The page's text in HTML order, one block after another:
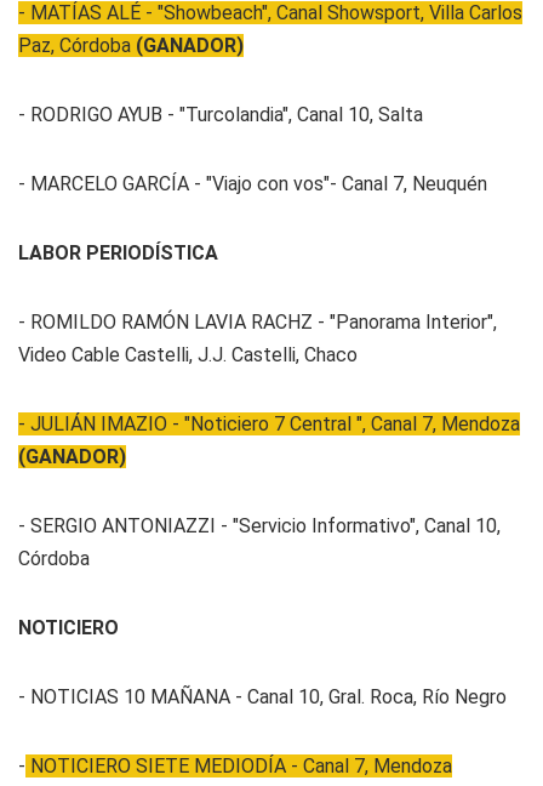
- MATÍAS ALÉ - "Showbeach", Canal Showsport, Villa Carlos
Paz, Córdoba (GANADOR)
- RODRIGO AYUB - "Turcolandia", Canal 10, Salta
- MARCELO GARCÍA - "Viajo con vos"- Canal 7, Neuquén
LABOR PERIODÍSTICA
- ROMILDO RAMÓN LAVIA RACHZ - "Panorama Interior",
Video Cable Castelli, J.J. Castelli, Chaco
- JULIÁN IMAZIO - "Noticiero 7 Central ", Canal 7, Mendoza
(GANADOR)
- SERGIO ANTONIAZZI - "Servicio Informativo", Canal 10,
Córdoba
NOTICIERO
- NOTICIAS 10 MAÑANA - Canal 10, Gral. Roca, Río Negro
- NOTICIERO SIETE MEDIODÍA - Canal 7, Mendoza